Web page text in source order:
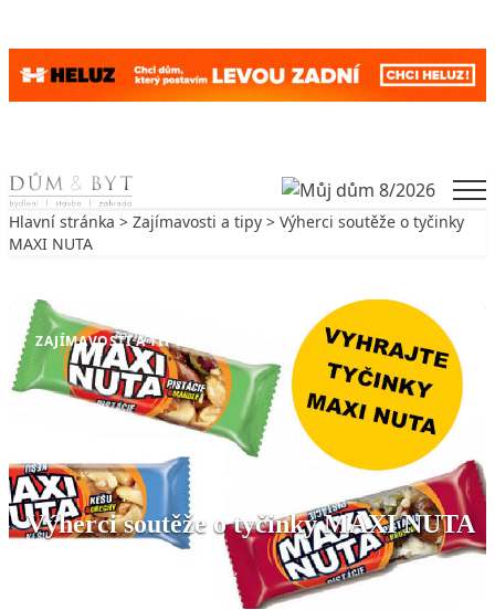
Skip to content
Hlavní stránka > Zajímavosti a tipy > Výherci soutěže o tyčinky
MAXI NUTA
ZAJÍMAVOSTI A TIPY
Výherci soutěže o tyčinky MAXI NUTA
1 min. čtení